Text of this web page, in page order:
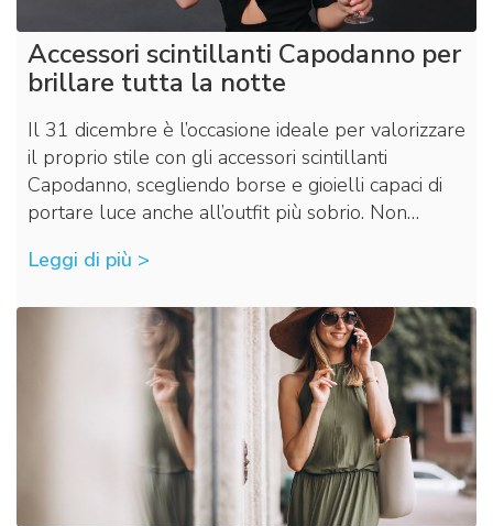
Accessori scintillanti Capodanno per
brillare tutta la notte
Il 31 dicembre è l’occasione ideale per valorizzare
il proprio stile con gli accessori scintillanti
Capodanno, scegliendo borse e gioielli capaci di
portare luce anche all’outfit più sobrio. Non…
Leggi di più >